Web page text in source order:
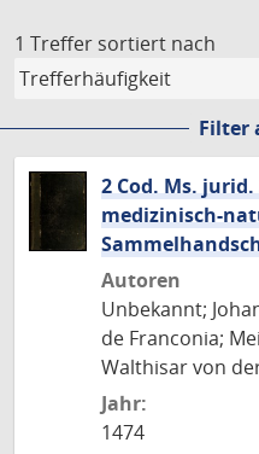
1 Treffer sortiert nach
Filter
2 Cod. Ms.
medizinisch-
Autoren
Unbekannt;
de Franconia;
Walthisar von
Jahr:
1474